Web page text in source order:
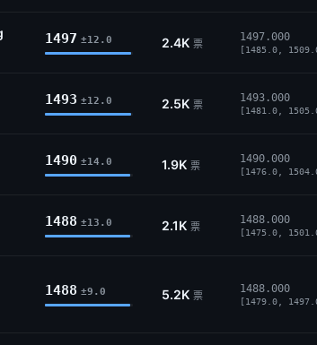
1497 ±12.0 2.4K 票
1497.000
[1485.0,
1493 ±12.0 2.5K 票
1493.000
[1481.0,
1490 ±14.0 1.9K 票
1490.000
[1476.0,
1488 ±13.0 2.1K 票
1488.000
[1475.0,
1488 ±9.0 5.2K 票
1488.000
[1479.0,